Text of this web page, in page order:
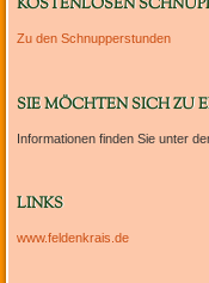
KOSTENLOSEN
Zu den Schnupperstunden
SIE MÖCHTEN SICH ZU
Informationen finden Sie unter
LINKS
www.feldenkrais.de